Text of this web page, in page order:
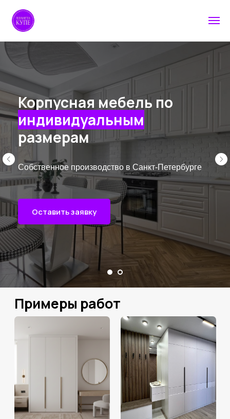
Корпусная мебель по
индивидуальным
размерам
Собственное производство в Санкт-Петербурге
Оставить заявку
Примеры работ
Шкафы
Посмотреть Посмотреть